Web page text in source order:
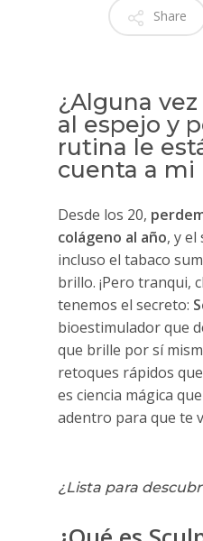
Share
¿Alguna
al espejo y
rutina le
cuenta a mi
Desde los 20,
colágeno al año, y el
incluso el tabaco
brillo. ¡Pero tranqui,
tenemos el secreto:
bioestimulador que
que brille por sí
retoques rápidos
es ciencia mágica
adentro para que te
¿Lista para